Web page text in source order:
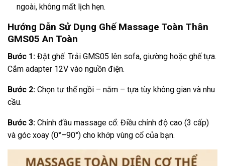
ngoài, không mất lịch hẹn.
Hướng Dẫn Sử Dụng Ghế Massage Toàn Thân
GMS05 An Toàn
Bước 1: Đặt ghế: Trải GMS05 lên sofa, giường hoặc ghế tựa.
Cắm adapter 12V vào nguồn điện.
Bước 2: Chọn tư thế ngồi – nằm – tựa tùy không gian và nhu
cầu.
Bước 3: Chỉnh đầu massage cổ: Điều chỉnh độ cao (3 cấp)
và góc xoay (0°–90°) cho khớp vùng cổ của bạn.